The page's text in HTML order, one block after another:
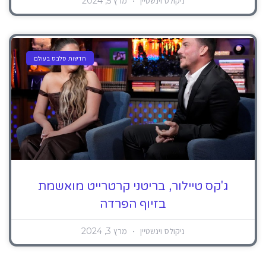
חדשות סלבס בעולם
ג'קס טיילור, בריטני קרטרייט מואשמת
בזיוף הפרדה
ניקולס וינשטיין מרץ 3, 2024